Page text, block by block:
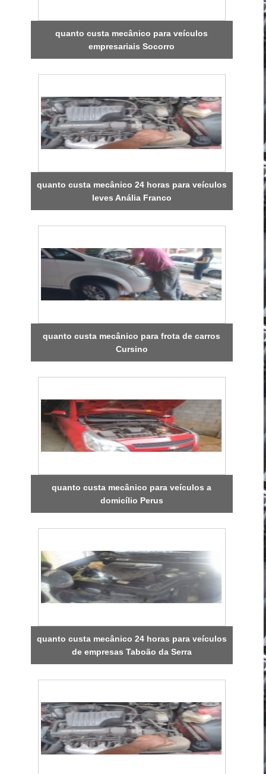
quanto custa mecânico para veículos
empresariais Socorro
quanto custa mecânico 24 horas para veículos
leves Anália Franco
quanto custa mecânico para frota de carros
Cursino
quanto custa mecânico para veículos a
domicílio Perus
quanto custa mecânico 24 horas para veículos
de empresas Taboão da Serra